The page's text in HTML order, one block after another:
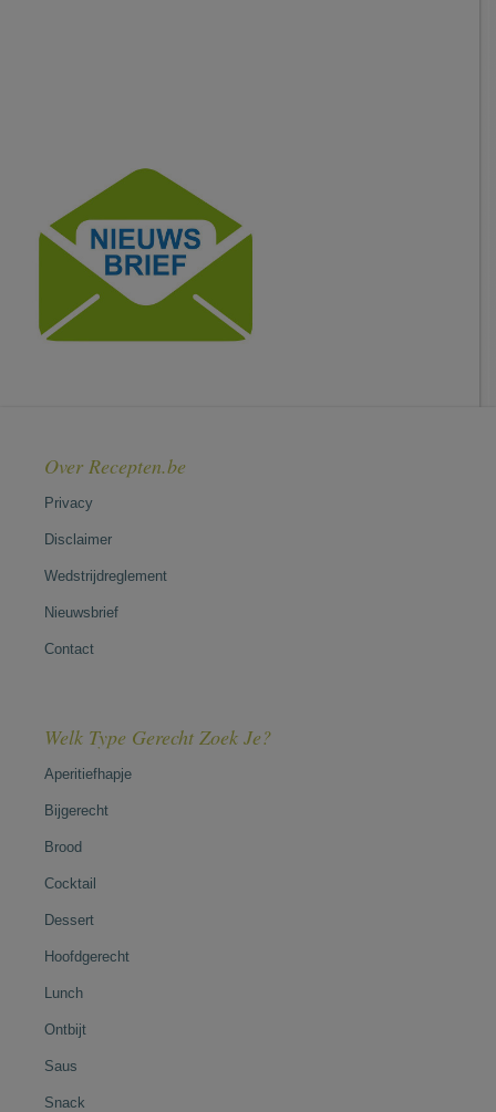
Over Recepten.be
Privacy
Disclaimer
Wedstrijdreglement
Nieuwsbrief
Contact
Welk Type Gerecht Zoek Je?
Aperitiefhapje
Bijgerecht
Brood
Cocktail
Dessert
Hoofdgerecht
Lunch
Ontbijt
Saus
Snack